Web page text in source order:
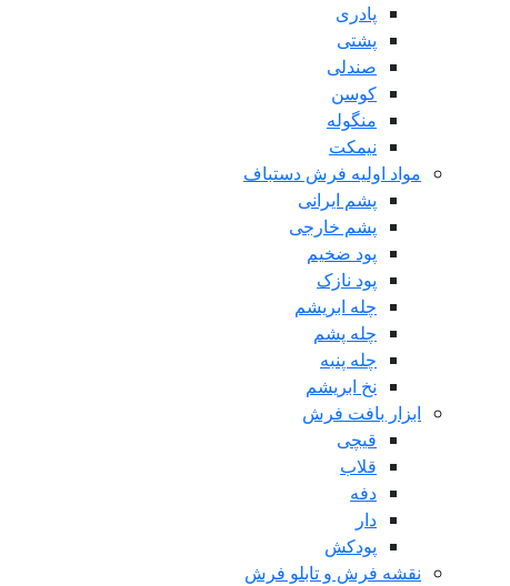
پادری
پشتی
صندلی
کوسن
منگوله
نیمکت
مواد اولیه فرش دستباف
پشم ایرانی
پشم خارجی
پود ضخیم
پود نازک
چله ابریشم
چله پشم
چله پنبه
نخ ابریشم
ابزار بافت فرش
قیچی
قلاب
دفه
دار
پودکش
نقشه فرش و تابلو فرش